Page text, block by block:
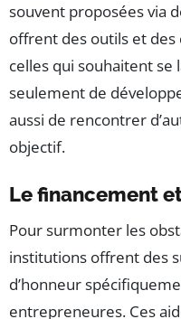
souvent proposées via
offrent des outils et des
celles qui souhaitent
seulement de
aussi de rencontrer
objectif.
Le financement
Pour surmonter les
institutions offrent des
d’honneur
entrepreneures. Ces